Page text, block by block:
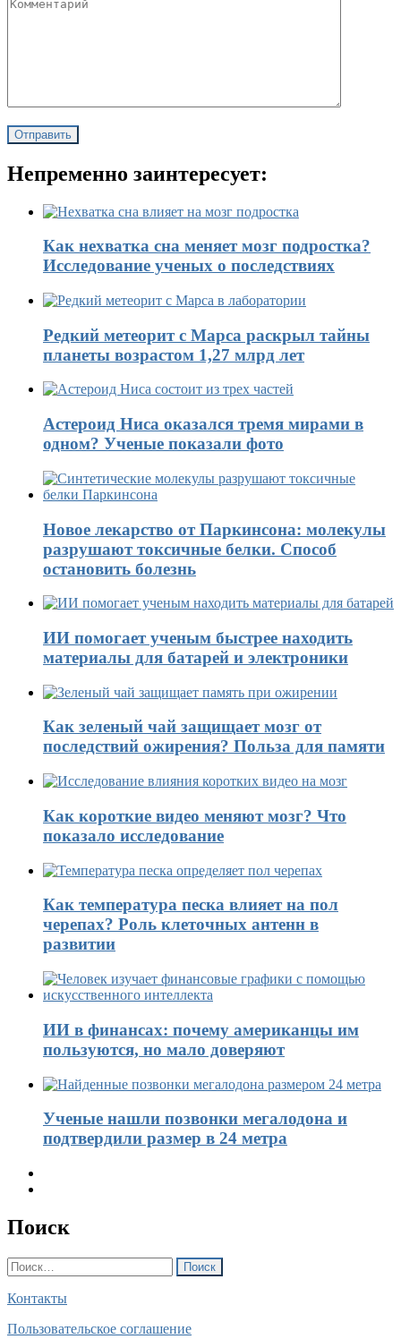
Непременно заинтересует:
Как нехватка сна меняет мозг подростка?
Исследование ученых о последствиях
Редкий метеорит с Марса раскрыл тайны
планеты возрастом 1,27 млрд лет
Астероид Ниса оказался тремя мирами в
одном? Ученые показали фото
Новое лекарство от Паркинсона: молекулы
разрушают токсичные белки. Способ
остановить болезнь
ИИ помогает ученым быстрее находить
материалы для батарей и электроники
Как зеленый чай защищает мозг от
последствий ожирения? Польза для памяти
Как короткие видео меняют мозг? Что
показало исследование
Как температура песка влияет на пол
черепах? Роль клеточных антенн в
развитии
ИИ в финансах: почему американцы им
пользуются, но мало доверяют
Ученые нашли позвонки мегалодона и
подтвердили размер в 24 метра
Поиск
Найти:
Контакты
Пользовательское соглашение